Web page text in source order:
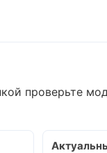
проверьте